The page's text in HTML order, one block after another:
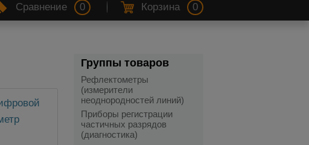
Сравнение 0 Корзина 0
Группы товаров
Рефлектометры
(измерители
неоднородностей линий)
Приборы регистрации
частичных разрядов
(диагностика)